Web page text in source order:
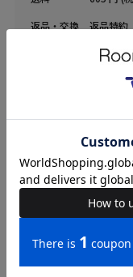
返品・交換
返品特約
ドット
COORDINATE